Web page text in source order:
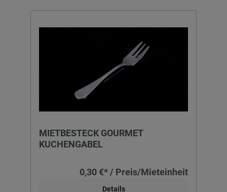
MIETBESTECK GOURMET
KUCHENGABEL
0,30 €* / Preis/Mieteinheit
Details